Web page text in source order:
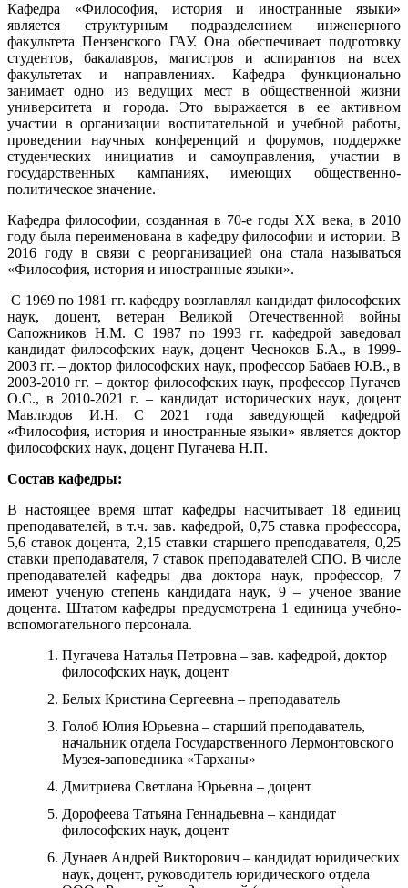
Кафедра «Философия, история и иностранные языки»
является структурным подразделением инженерного
факультета Пензенского ГАУ. Она обеспечивает подготовку
студентов, бакалавров, магистров и аспирантов на всех
факультетах и направлениях. Кафедра функционально
занимает одно из ведущих мест в общественной жизни
университета и города. Это выражается в ее активном
участии в организации воспитательной и учебной работы,
проведении научных конференций и форумов, поддержке
студенческих инициатив и самоуправления, участии в
государственных кампаниях, имеющих общественно-
политическое значение.
Кафедра философии, созданная в 70-е годы XX века, в 2010
году была переименована в кафедру философии и истории. В
2016 году в связи с реорганизацией она стала называться
«Философия, история и иностранные языки».
С 1969 по 1981 гг. кафедру возглавлял кандидат философских
наук, доцент, ветеран Великой Отечественной войны
Сапожников Н.М. С 1987 по 1993 гг. кафедрой заведовал
кандидат философских наук, доцент Чесноков Б.А., в 1999-
2003 гг. – доктор философских наук, профессор Бабаев Ю.В., в
2003-2010 гг. – доктор философских наук, профессор Пугачев
О.С., в 2010-2021 г. – кандидат исторических наук, доцент
Мавлюдов И.Н. С 2021 года заведующей кафедрой
«Философия, история и иностранные языки» является доктор
философских наук, доцент Пугачева Н.П.
Состав кафедры:
В настоящее время штат кафедры насчитывает 18 единиц
преподавателей, в т.ч. зав. кафедрой, 0,75 ставка профессора,
5,6 ставок доцента, 2,15 ставки старшего преподавателя, 0,25
ставки преподавателя, 7 ставок преподавателей СПО. В числе
преподавателей кафедры два доктора наук, профессор, 7
имеют ученую степень кандидата наук, 9 – ученое звание
доцента. Штатом кафедры предусмотрена 1 единица учебно-
вспомогательного персонала.
Пугачева Наталья Петровна – зав. кафедрой, доктор
философских наук, доцент
Белых Кристина Сергеевна – преподаватель
Голоб Юлия Юрьевна – старший преподаватель,
начальник отдела Государственного Лермонтовского
Музея-заповедника «Тарханы»
Дмитриева Светлана Юрьевна – доцент
Дорофеева Татьяна Геннадьевна – кандидат
философских наук, доцент
Дунаев Андрей Викторович – кандидат юридических
наук, доцент, руководитель юридического отдела